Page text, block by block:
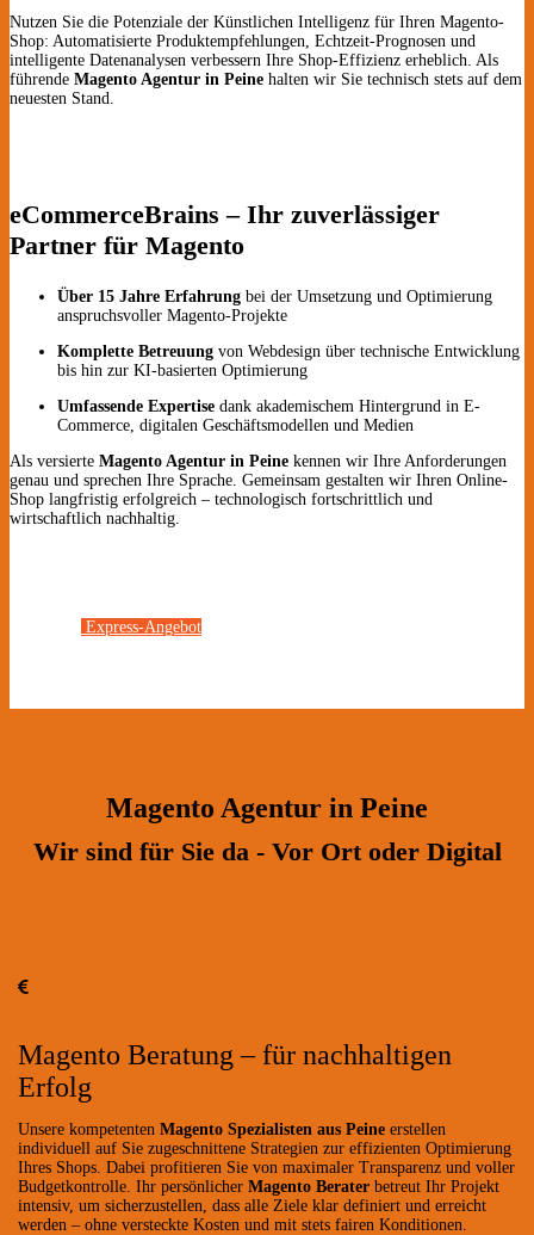
Nutzen Sie die Potenziale der Künstlichen Intelligenz für Ihren Magento-
Shop: Automatisierte Produktempfehlungen, Echtzeit-Prognosen und
intelligente Datenanalysen verbessern Ihre Shop-Effizienz erheblich. Als
führende Magento Agentur in Peine halten wir Sie technisch stets auf dem
neuesten Stand.
eCommerceBrains – Ihr zuverlässiger
Partner für Magento
Über 15 Jahre Erfahrung bei der Umsetzung und Optimierung
anspruchsvoller Magento-Projekte
Komplette Betreuung von Webdesign über technische Entwicklung
bis hin zur KI-basierten Optimierung
Umfassende Expertise dank akademischem Hintergrund in E-
Commerce, digitalen Geschäftsmodellen und Medien
Als versierte Magento Agentur in Peine kennen wir Ihre Anforderungen
genau und sprechen Ihre Sprache. Gemeinsam gestalten wir Ihren Online-
Shop langfristig erfolgreich – technologisch fortschrittlich und
wirtschaftlich nachhaltig.
Express-Angebot
Magento Agentur in Peine
Wir sind für Sie da - Vor Ort oder Digital
Magento Beratung – für nachhaltigen
Erfolg
Unsere kompetenten Magento Spezialisten aus Peine erstellen
individuell auf Sie zugeschnittene Strategien zur effizienten Optimierung
Ihres Shops. Dabei profitieren Sie von maximaler Transparenz und voller
Budgetkontrolle. Ihr persönlicher Magento Berater betreut Ihr Projekt
intensiv, um sicherzustellen, dass alle Ziele klar definiert und erreicht
werden – ohne versteckte Kosten und mit stets fairen Konditionen.